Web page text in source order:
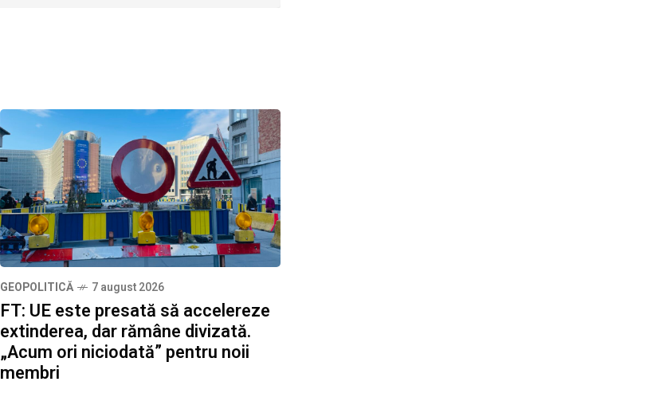
GEOPOLITICĂ 7 august 2026
FT: UE este presată să accelereze
extinderea, dar rămâne divizată.
„Acum ori niciodată” pentru noii
membri